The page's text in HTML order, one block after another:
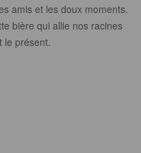
amis et les doux moments.
bière qui allie nos racines
le présent.